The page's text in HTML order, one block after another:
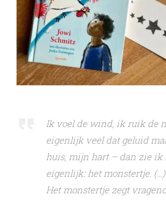
Ik voel de wind, ik ruik de
eigenlijk veel dat geluid
huis, mijn hart – dan zie ik
eigenlijk: het monstertje. (…)
Het monstertje zegt vragend: